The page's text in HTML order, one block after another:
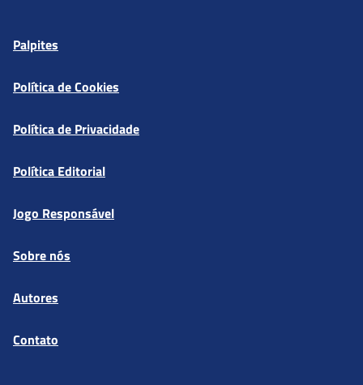
Palpites
Política de Cookies
Política de Privacidade
Política Editorial
Jogo Responsável
Sobre nós
Autores
Contato